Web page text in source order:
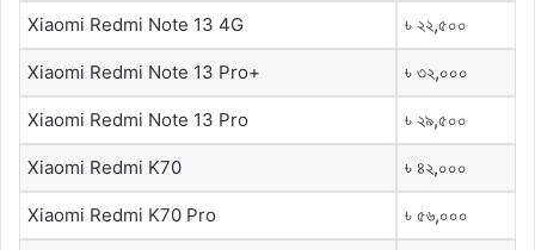
Xiaomi Redmi Note 13 4G ৳ ২২,৫০০
Xiaomi Redmi Note 13 Pro+ ৳ ৩২,০০০
Xiaomi Redmi Note 13 Pro ৳ ২৯,৫০০
Xiaomi Redmi K70 ৳ ৪২,০০০
Xiaomi Redmi K70 Pro ৳ ৫৬,০০০